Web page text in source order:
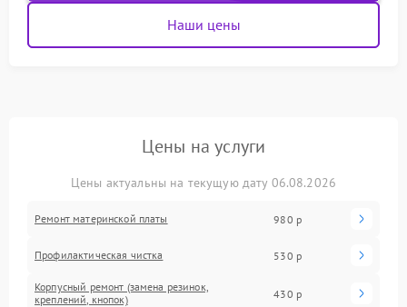
Наши цены
Цены на услуги
Цены актуальны на текущую дату 06.08.2026
Ремонт материнской платы 980 р
Профилактическая чистка 530 р
Корпусный ремонт (замена резинок,
креплений, кнопок)
430 р